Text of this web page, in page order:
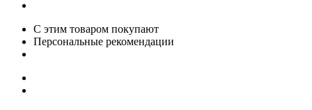
С этим товаром покупают
Персональные рекомендации